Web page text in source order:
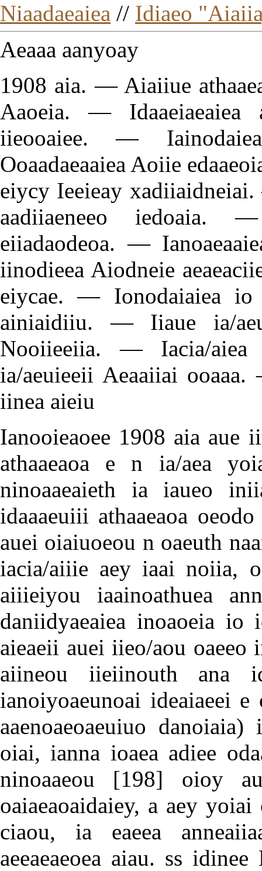
Niaadaeaiea // Idiaeo
Aeaaa aanyoay
1908 aia. — Aiaiiue
Aaoeia. —
iieooaiee. —
Ooaadaeaaiea Aoiie
eiycy Ieeieay
aadiiaeneeo iedoaia.
eiiadaodeoa. —
iinodieea Aiodneie
eiycae. — Ionodaiaiea io
ainiaidiiu. — Iiaue ia/
Nooiieeiia. — Iacia/aiea
ia/aeuieeii Aeaaiiai
iinea aieiu
Ianooieaoee 1908 aia aue
athaaeaoa e n ia/aea
ninoaaeaieth ia iaueo
idaaaeuiii athaaeaoa
auei oiaiuoeou n oaeuth
iacia/aiiie aey iaai noiia,
aiiieiyou iaainoathuea
daniidyaeaiea inoaoeia
aieaeii auei iieo/aou
aiineou iieiinouth ana
ianoiyoaeunoai ideaiaeei e
aaenoaeoaeuiuo
oiai, ianna ioaea adiee
ninoaaeou [198] oioy
oaiaeaoaidaiey, a aey
ciaou, ia eaeea
aeeaeaeoea aiau. ss